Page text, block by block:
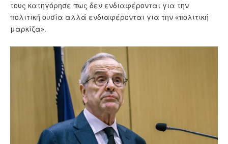
τους κατηγόρησε πως δεν ενδιαφέρονται για την
πολιτική ουσία αλλά ενδιαφέρονται για την «πολιτική
μαρκίζα».